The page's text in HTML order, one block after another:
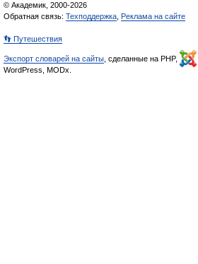
© Академик, 2000-2026
Обратная связь: Техподдержка Реклама на сайте
👣 Путешествия
Экспорт словарей на сайты , сделанные на PHP,
WordPress, MODx.